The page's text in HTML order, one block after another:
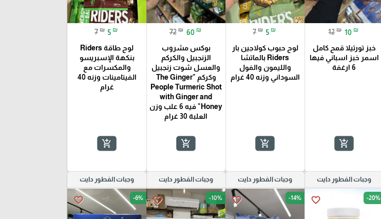
12 ₪ 10 ₪
خبز تورتيلا قمح كامل
اسمر خبز اسباني فيها
6 ارغفة
add_shopping_cart
7 ₪ 5 ₪
لوح حبوب كولاجين بار
Riders بالماتشا
والليمون والفول
السوداني وزنه 40 غرام
add_shopping_cart
72 ₪ 60 ₪
بوكس مشروب
الزنجبيل والكركم
والعسل شوت زنجبيل
وكركم "The Ginger
People Turmeric Shot
with Ginger and
Honey" فيه 6 علب وزن
العلبة 30 غرام
add_shopping_cart
7 ₪ 5 ₪
لوح طاقة Riders
بنكهة الإسبريسو
والمكسرات مع
الفيتامينات وزنه 40
غرام
add_shopping_cart
وجبات الفطور دايت
favorite_border -20%
وجبات الفطور دايت
favorite_border -14%
وجبات الفطور دايت
favorite_border -10%
وجبات الفطور دايت
favorite_border -6%